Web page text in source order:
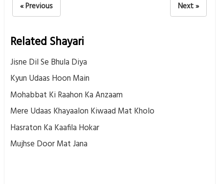
Next »
« Previous
Related Shayari
Jisne Dil Se Bhula Diya
Kyun Udaas Hoon Main
Mohabbat Ki Raahon Ka Anzaam
Mere Udaas Khayaalon Kiwaad Mat Kholo
Hasraton Ka Kaafila Hokar
Mujhse Door Mat Jana